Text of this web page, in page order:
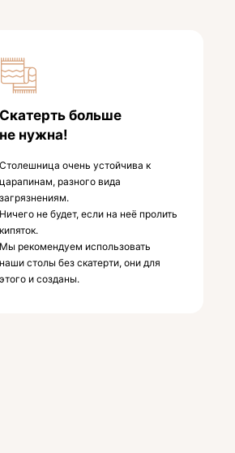
Скатерть больше
не нужна!
Столешница очень устойчива к
царапинам, разного вида
загрязнениям.
Ничего не будет, если на неё пролить
кипяток.
Мы рекомендуем использовать
наши столы без скатерти, они для
этого и созданы.